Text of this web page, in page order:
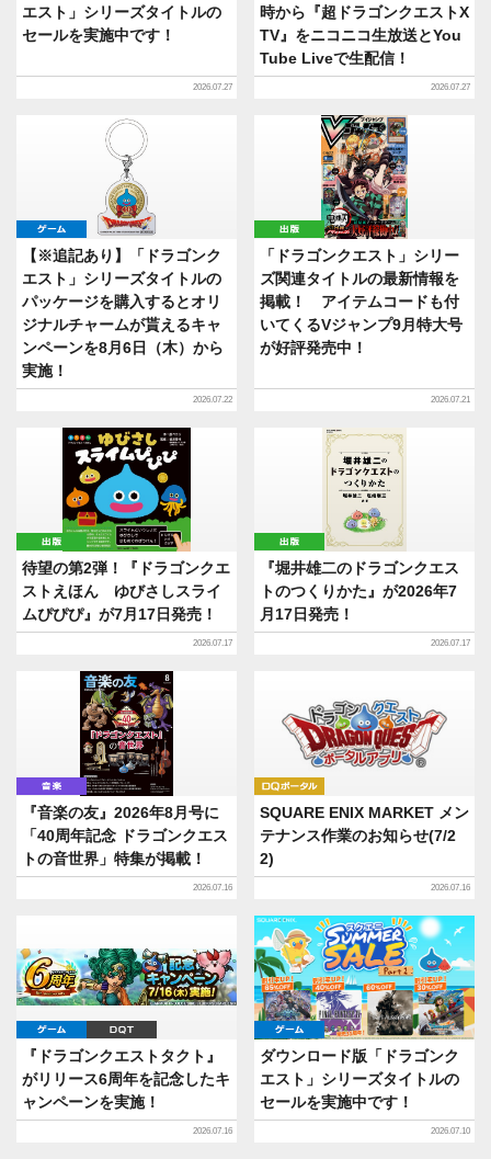
エスト」シリーズタイトルの
セールを実施中です！
2026.07.27
時から『超ドラゴンクエストX
TV』をニコニコ生放送とYou
Tube Liveで生配信！
2026.07.27
ゲーム
【※追記あり】「ドラゴンク
エスト」シリーズタイトルの
パッケージを購入するとオリ
ジナルチャームが貰えるキャ
ンペーンを8月6日（木）から
実施！
2026.07.22
出版
「ドラゴンクエスト」シリー
ズ関連タイトルの最新情報を
掲載！ アイテムコードも付
いてくるVジャンプ9月特大号
が好評発売中！
2026.07.21
出版
待望の第2弾！『ドラゴンクエ
ストえほん ゆびさしスライ
ムぴぴぴ』が7月17日発売！
2026.07.17
出版
『堀井雄二のドラゴンクエス
トのつくりかた』が2026年7
月17日発売！
2026.07.17
音楽
『音楽の友』2026年8月号に
「40周年記念 ドラゴンクエス
トの音世界」特集が掲載！
2026.07.16
SQUARE ENIX MARKET メン
テナンス作業のお知らせ(7/2
2)
2026.07.16
ゲーム
『ドラゴンクエストタクト』
がリリース6周年を記念したキ
ャンペーンを実施！
2026.07.16
ゲーム
ダウンロード版「ドラゴンク
エスト」シリーズタイトルの
セールを実施中です！
2026.07.10